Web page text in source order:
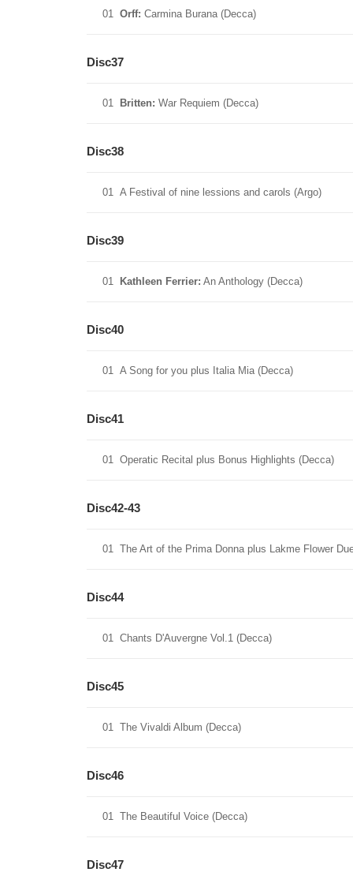
01 Orff: Carmina Burana (Decca)
Disc37
01 Britten: War Requiem (Decca)
Disc38
01 A Festival of nine lessions and carols (Argo)
Disc39
01 Kathleen Ferrier: An Anthology (Decca)
Disc40
01 A Song for you plus Italia Mia (Decca)
Disc41
01 Operatic Recital plus Bonus Highlights (Decca)
Disc42-43
01 The Art of the Prima Donna plus Lakme Flower
Disc44
01 Chants D'Auvergne Vol.1 (Decca)
Disc45
01 The Vivaldi Album (Decca)
Disc46
01 The Beautiful Voice (Decca)
Disc47